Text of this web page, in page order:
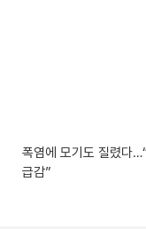
폭염에 모기도 질렸다
급감”